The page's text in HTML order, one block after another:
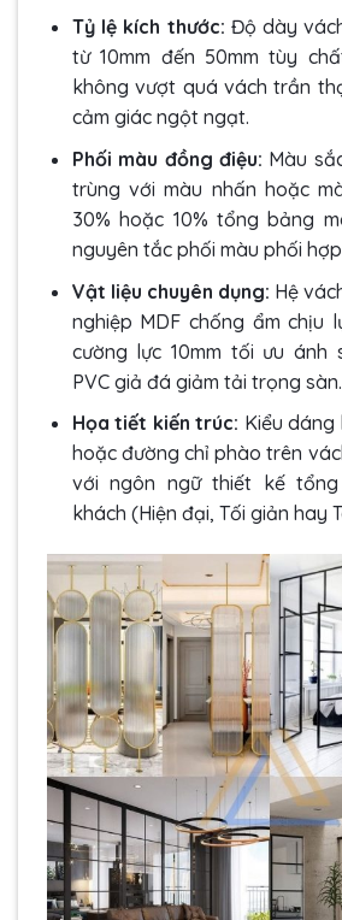
Tỷ lệ kích thước: Độ dày
từ 10mm đến 50mm tùy
không vượt quá vách trần
cảm giác ngột ngạt.
Phối màu đồng điệu: Màu
trùng với màu nhấn hoặc
30% hoặc 10% tổng bảng
nguyên tắc phối màu phối
Vật liệu chuyên dụng: Hệ
nghiệp MDF chống ẩm chịu
cường lực 10mm tối ưu ánh
PVC giả đá giảm tải trọng sàn.
Họa tiết kiến trúc: Kiểu dáng
hoặc đường chỉ phào trên
với ngôn ngữ thiết kế
khách (Hiện đại, Tối giản hay